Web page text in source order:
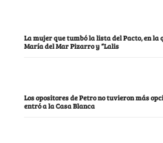
La mujer que tumbó la lista del Pacto, en la
María del Mar Pizarro y “Lalis
Los opositores de Petro no tuvieron más
entró a la Casa Blanca